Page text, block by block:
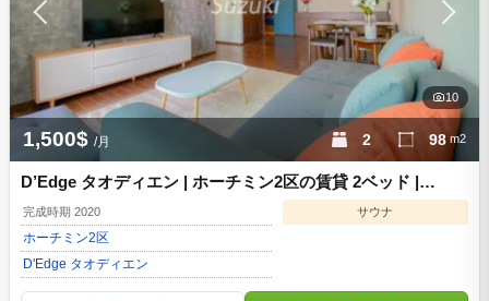
10
D’Edge タオディエン | ホーチミン2区の賃貸 2ベッド |
D971230
完成時期 2020
ホーチミン2区
D'Edge タオディエン
サウナ
2 98 m2
1,500$ /月